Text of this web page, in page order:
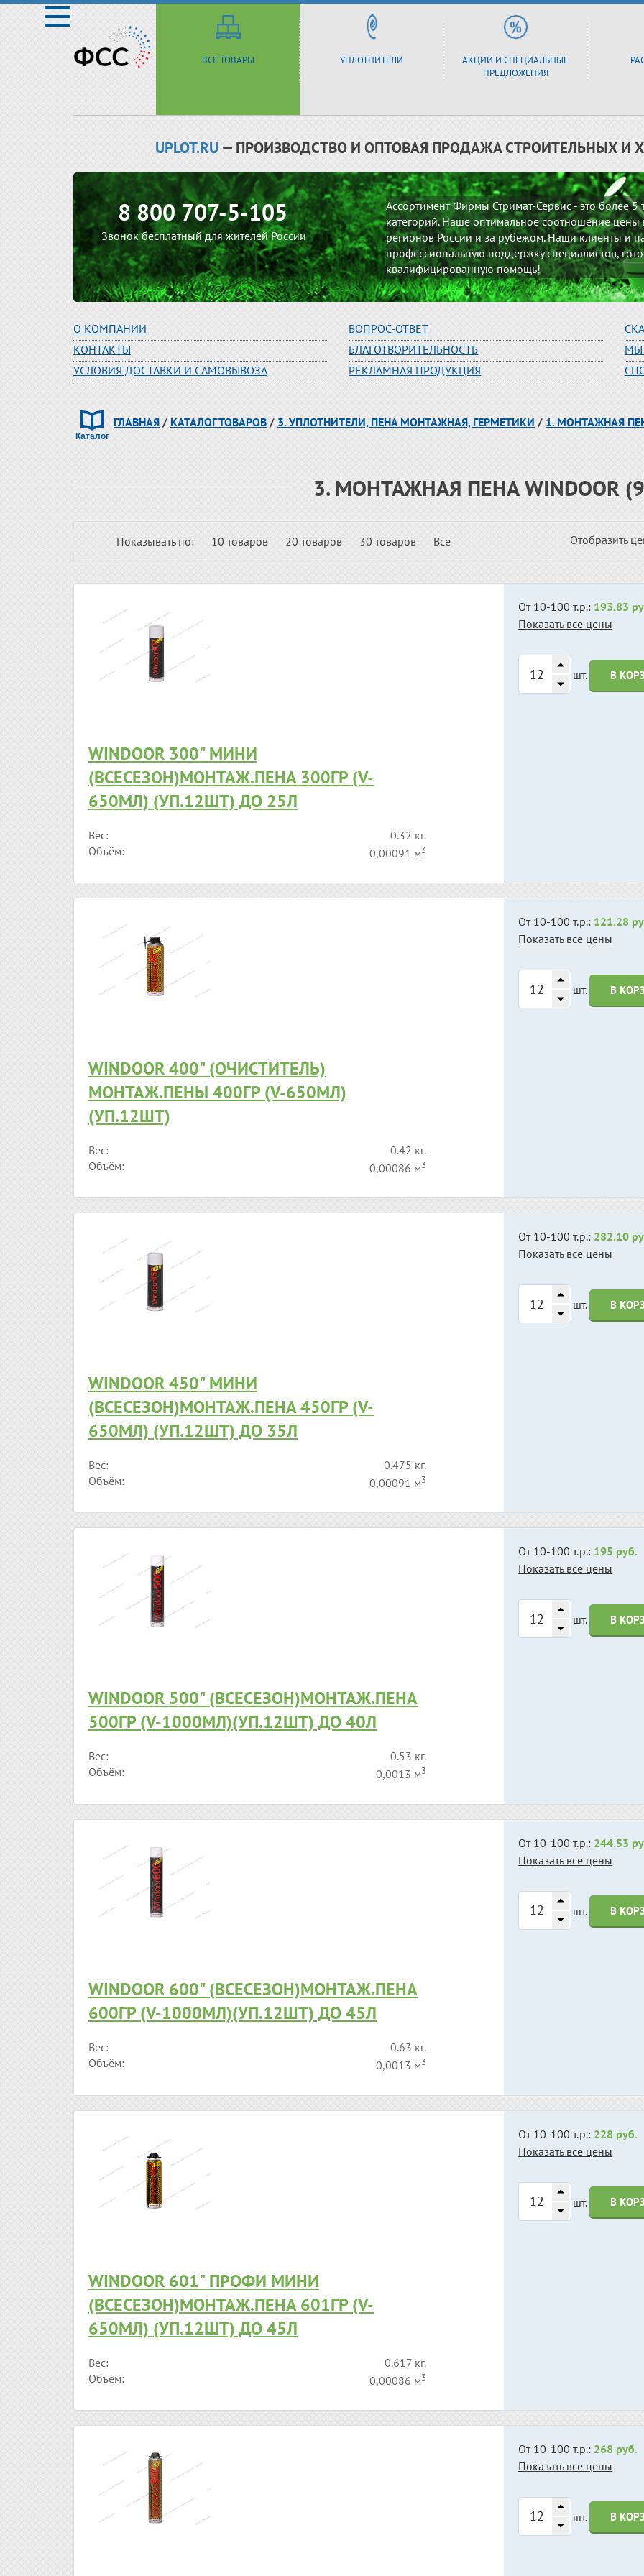
ВСЕ ТОВАРЫ УПЛОТНИТЕЛИ
АКЦИИ И СПЕЦИАЛЬНЫЕ
ПРЕДЛОЖЕНИЯ
UPLOT.RU — ПРОИЗВОДСТВО И ОПТОВАЯ ПРОДАЖА СТРОИТЕЛЬНЫХ И
8 800 707-5-105
Звонок бесплатный для жителей России
Ассортимент Фирмы Стримат-Сервис - это более
категорий. Наше оптимальное соотношение цены
регионов России и за рубежом. Наши клиенты и
профессиональную поддержку специалистов,
квалифицированную помощь!
О КОМПАНИИ
КОНТАКТЫ
УСЛОВИЯ ДОСТАВКИ И САМОВЫВОЗА
ВОПРОС-ОТВЕТ
БЛАГОТВОРИТЕЛЬНОСТЬ
РЕКЛАМНАЯ ПРОДУКЦИЯ
МЫ
ГЛАВНАЯ / КАТАЛОГ ТОВАРОВ / 3. УПЛОТНИТЕЛИ, ПЕНА МОНТАЖНАЯ, ГЕРМЕТИКИ / 1. МОНТАЖНАЯ
3. МОНТАЖНАЯ ПЕНА WINDOOR
Показывать по: 10 товаров 20 товаров 30 товаров Все Отобразить
WINDOOR 300" МИНИ
(ВСЕСЕЗОН)МОНТАЖ.ПЕНА 300ГР (V-
650МЛ) (УП.12ШТ) ДО 25Л
Вес:
0.32 кг.
Объём:
0,00091 м3
От 10-100 т.р.: 193.83
Показать все цены
шт. В
WINDOOR 400" (ОЧИСТИТЕЛЬ)
МОНТАЖ.ПЕНЫ 400ГР (V-650МЛ)
(УП.12ШТ)
Вес:
0.42 кг.
Объём:
0,00086 м3
От 10-100 т.р.: 121.28
Показать все цены
шт. В
WINDOOR 450" МИНИ
(ВСЕСЕЗОН)МОНТАЖ.ПЕНА 450ГР (V-
650МЛ) (УП.12ШТ) ДО 35Л
Вес:
0.475 кг.
Объём:
0,00091 м3
От 10-100 т.р.: 282.10
Показать все цены
шт. В
WINDOOR 500" (ВСЕСЕЗОН)МОНТАЖ.ПЕНА
500ГР (V-1000МЛ)(УП.12ШТ) ДО 40Л
Вес:
0.53 кг.
Объём:
0,0013 м3
От 10-100 т.р.: 195 руб.
Показать все цены
шт. В
WINDOOR 600" (ВСЕСЕЗОН)МОНТАЖ.ПЕНА
600ГР (V-1000МЛ)(УП.12ШТ) ДО 45Л
Вес:
0.63 кг.
Объём:
0,0013 м3
От 10-100 т.р.: 244.53
Показать все цены
шт. В
WINDOOR 601" ПРОФИ МИНИ
(ВСЕСЕЗОН)МОНТАЖ.ПЕНА 601ГР (V-
650МЛ) (УП.12ШТ) ДО 45Л
Вес:
0.617 кг.
Объём:
0,00086 м3
От 10-100 т.р.: 228 руб.
Показать все цены
шт. В
От 10-100 т.р.: 268 руб.
Показать все цены
шт. В